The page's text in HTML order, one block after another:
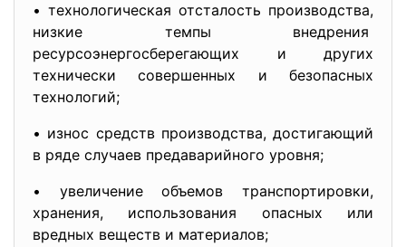
• технологическая отсталость производства,
низкие темпы внедрения
ресурсоэнергосберегающих и других
технически совершенных и безопасных
технологий;
• износ средств производства, достигающий
в ряде случаев предаварийного уровня;
• увеличение объемов транспортировки,
хранения, использования опасных или
вредных веществ и материалов;